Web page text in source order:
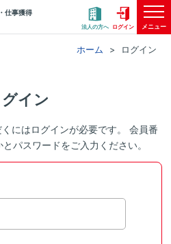
仕事獲得
法人の方へ ログイン メニュー
ホーム ログイン
グイン
にはログインが必要です。 会員番
パスワードをご入力ください。